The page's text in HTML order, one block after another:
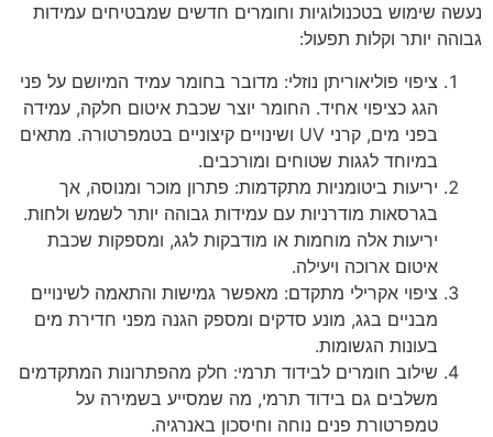
נעשה שימוש בטכנולוגיות וחומרים חדשים שמבטיחים עמידות
גבוהה יותר וקלות תפעול:
ציפוי פוליאוריתן נוזלי: מדובר בחומר עמיד המיושם על פני
הגג כציפוי אחיד. החומר יוצר שכבת איטום חלקה, עמידה
בפני מים, קרני UV ושינויים קיצוניים בטמפרטורה. מתאים
במיוחד לגגות שטוחים ומורכבים.
יריעות ביטומניות מתקדמות: פתרון מוכר ומנוסה, אך
בגרסאות מודרניות עם עמידות גבוהה יותר לשמש ולחות.
יריעות אלה מוחמות או מודבקות לגג, ומספקות שכבת
איטום ארוכה ויעילה.
ציפוי אקרילי מתקדם: מאפשר גמישות והתאמה לשינויים
מבניים בגג, מונע סדקים ומספק הגנה מפני חדירת מים
בעונות הגשומות.
שילוב חומרים לבידוד תרמי: חלק מהפתרונות המתקדמים
משלבים גם בידוד תרמי, מה שמסייע בשמירה על
טמפרטורת פנים נוחה וחיסכון באנרגיה.